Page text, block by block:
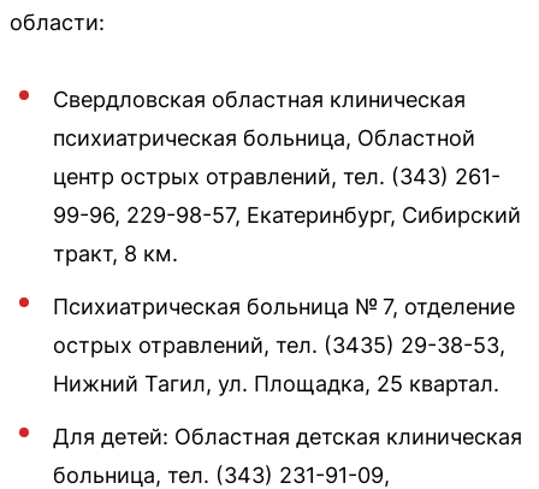
области:
Свердловская областная клиническая
психиатрическая больница, Областной
центр острых отравлений, тел. (343) 261-
99-96, 229-98-57, Екатеринбург, Сибирский
тракт, 8 км.
Психиатрическая больница № 7, отделение
острых отравлений, тел. (3435) 29-38-53,
Нижний Тагил, ул. Площадка, 25 квартал.
Для детей: Областная детская клиническая
больница, тел. (343) 231-91-09,